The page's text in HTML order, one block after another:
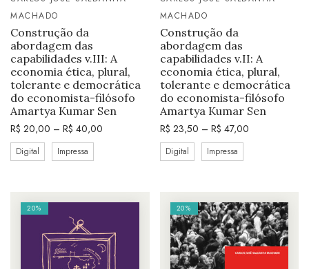
MACHADO
Construção da
abordagem das
capabilidades v.III: A
economia ética, plural,
tolerante e democrática
do economista-filósofo
Amartya Kumar Sen
R$ 20,00 – R$ 40,00
Digital Impressa
MACHADO
Construção da
abordagem das
capabilidades v.II: A
economia ética, plural,
tolerante e democrática
do economista-filósofo
Amartya Kumar Sen
R$ 23,50 – R$ 47,00
Digital Impressa
20% 20%